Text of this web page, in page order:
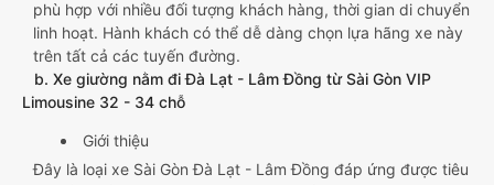
phù hợp với nhiều đối tượng khách hàng, thời gian di chuyển
linh hoạt. Hành khách có thể dễ dàng chọn lựa hãng xe này
trên tất cả các tuyến đường.
b. Xe giường nằm đi Đà Lạt - Lâm Đồng từ Sài Gòn VIP
Limousine 32 - 34 chỗ
Giới thiệu
Đây là loại xe Sài Gòn Đà Lạt - Lâm Đồng đáp ứng được tiêu